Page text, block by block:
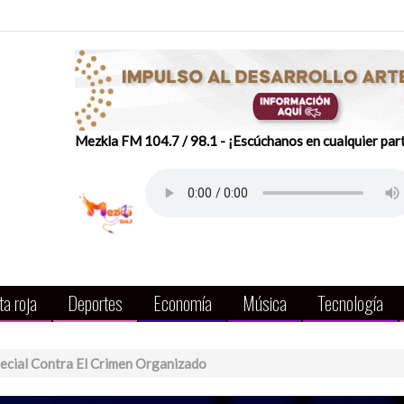
Mezkla FM 104.7 / 98.1 - ¡Escúchanos en cualquier
roja Deportes Economía Música Tecnología
Contra El Crimen Organizado